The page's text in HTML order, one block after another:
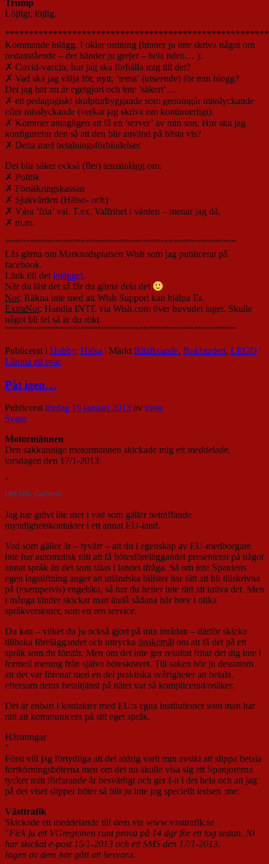
Trump
Löjligt, löjlig.
Kommande inlägg. I oklar ordning (hinner ju inte skriva något om
nedanstående – det händer ju grejer – hela tiden… ):
✗ Covid-vaccin, hur jag ska förhålla mig till det?
✗ Vad ska jag välja för, nytt, ’tema’ (utseende) för min blogg?
Det jag har nu är egetgjort och inte ’säkert’…
✗ ett pedagogiskt skulpturbyggande som genomgår misslyckande
efter misslyckande (verkar jag skriva om kontinuerligt).
✗ Kommer antagligen att få en ’server’ av min son. Hur ska jag
konfigurerar den så att den blir använd på bästa vis?
✗ Detta med betalningsförbindelser.
Det blir säker också (fler) temainlägg om:
✗ Politik
✗ Försäkringskassan
✗ Sjukvården (Hälso- och)
✗ Våra ’fria’ val. T.ex. Valfrihet i vården – menar jag då.
✗ m.m.
”””””””””””””””””””””””””””””””””””””””””””””””””””””””
Läs gärna om Marknadsplatsen Wish som jag publicerat på
facebook.
Länk till detinlägget.
När du läst det så får du gärna dela det
Not: Räkna inte med att Wish Support kan hjälpa Er.
ExtraNot: Handla INTE via Wish.com över huvudet taget. Skulle
något bli fel så är du rökt.
”””””””””””””””””””””””””””””””””””””””””””””””””””””””
Publicerat i Hobby, Hälsa | Märkt Bildfixande, Bokbinderi, LEGO |
Lämna ett svar
Påt igen…
Publicerat lördag 19 januari 2013 av nisse
Svara
Motormännen
Den sakkunnige motormannen skickade mig ett meddelade,
torsdagen den 17/1-2013:
"
Hej Nils-Gunnar
Jag har grävt lite mer i vad som gäller beträffande
myndighetskontakter i ett annat EU-land.
Vad som gäller är – tyvärr – att du i egenskap av EU-medborgare
inte har automatisk rätt att få bötesföreläggandet presenterat på något
annat språk än det som talas i landet ifråga. Så om inte Spaniens
egen lagstiftning anger att utländska bilister har rätt att bli tillskrivna
på (exempelvis) engelska, så har du heller inte rätt att kräva det. Men
i många länder skickar man ändå sådana här brev i olika
språkversioner, som en ren service.
Du kan – vilket du ju också gjort på min inrådan – därför skicka
tillbaka föreläggandet och uttrycka önskemål om att få det på ett
språk som du förstår. Men om det inte ger resultat fritar det dig inte i
formell mening från själva böteskravet. Till saken hör ju dessutom
att det var förenat med en del praktiska svårigheter att betala,
eftersom deras betaltjänst på nätet var så komplicerad/osäker.
Det är enbart i kontakter med EU:s egna institutioner som man har
rätt att kommunicera på sitt eget språk.
Hälsningar
"
Först vill jag förtydliga att det aldrig varit min avsikt att slippa betala
fortkörningsböterna men om det nu skulle visa sig att Spanjorerna
tycker mitt förfarande är besvärligt och ger f-n i det hela och att jag
på det viset slipper böter så blir ju inte jag speciellt ledsen :me:
Västtrafik
Skickade ett meddelande till dem via www.vasttrafik.se
"Fick ju ett VGregionen runt prova på 14 dgr för ett tag sedan. Ni
har skickat e-post 15/1-2013 och ett SMS den 17/1-2013.
Ingen av dem har gått att besvara.